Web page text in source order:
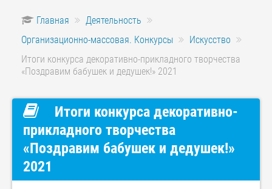
Главная
Деятельность
Организационно-массовая. Конкурсы
Искусство
Итоги конкурса декоративно-прикладного творчества
«Поздравим бабушек и дедушек!» 2021
Итоги конкурса декоративно-
прикладного творчества
«Поздравим бабушек и дедушек!»
2021